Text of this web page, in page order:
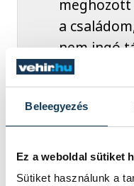
Beleegyezés
Ez a weboldal sütiket
Sütiket használunk a
a
nem ingó
a verseny
rajtkövön